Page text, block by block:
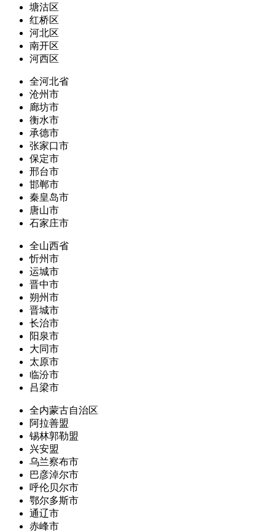
塘沽区
红桥区
河北区
南开区
河西区
全河北省
沧州市
廊坊市
衡水市
承德市
张家口市
保定市
邢台市
邯郸市
秦皇岛市
唐山市
石家庄市
全山西省
忻州市
运城市
晋中市
朔州市
晋城市
长治市
阳泉市
大同市
太原市
临汾市
吕梁市
全内蒙古自治区
阿拉善盟
锡林郭勒盟
兴安盟
乌兰察布市
巴彦淖尔市
呼伦贝尔市
鄂尔多斯市
通辽市
赤峰市